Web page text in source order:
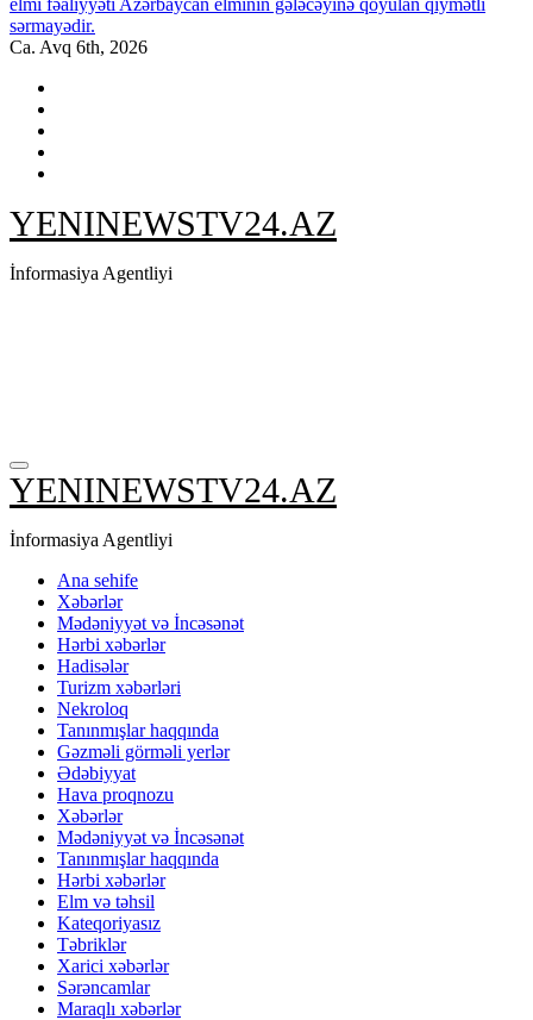
sərmayədir.
Ca. Avq 6th, 2026
YENINEWSTV24.AZ
İnformasiya Agentliyi
YENINEWSTV24.AZ
İnformasiya Agentliyi
Ana sehife
Xəbərlər
Mədəniyyət və İncəsənət
Hərbi xəbərlər
Hadisələr
Turizm xəbərləri
Nekroloq
Tanınmışlar haqqında
Gəzməli görməli yerlər
Ədəbiyyat
Hava proqnozu
Xəbərlər
Mədəniyyət və İncəsənət
Tanınmışlar haqqında
Hərbi xəbərlər
Elm və təhsil
Kateqoriyasız
Təbriklər
Xarici xəbərlər
Sərəncamlar
Maraqlı xəbərlər